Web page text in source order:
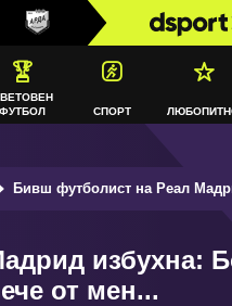
ФУТБОЛ
СПОРТ
Бивш футболист на Реал Мадрид избухна: Босът на
избухна:
от мен...